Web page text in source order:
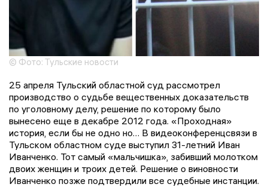
© Фото: Тульские новости
25 апреля Тульский областной суд рассмотрел
производство о судьбе вещественных доказательств
по уголовному делу, решение по которому было
вынесено еще в декабре 2012 года. «Проходная»
история, если бы не одно но… В видеоконференцсвязи в
Тульском областном суде выступил 31-летний Иван
Иванченко. Тот самый «мальчишка», забивший молотком
двоих женщин и троих детей. Решение о виновности
Иванченко позже подтвердили все судебные инстанции.